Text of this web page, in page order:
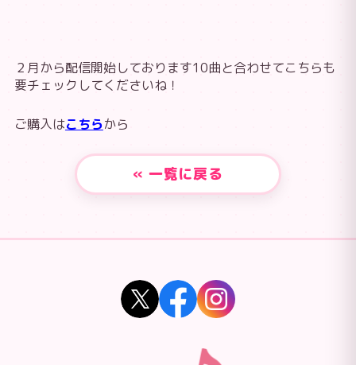
２月から配信開始しております10曲と合わせてこちらも
要チェックしてくださいね！
ご購入はこちらから
« 一覧に戻る